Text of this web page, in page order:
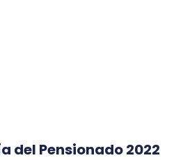
del Pensionado 2022